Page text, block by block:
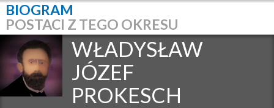
BIOGRAM
POSTACI Z TEGO OKRESU
WŁADYSŁAW
JÓZEF
PROKESCH